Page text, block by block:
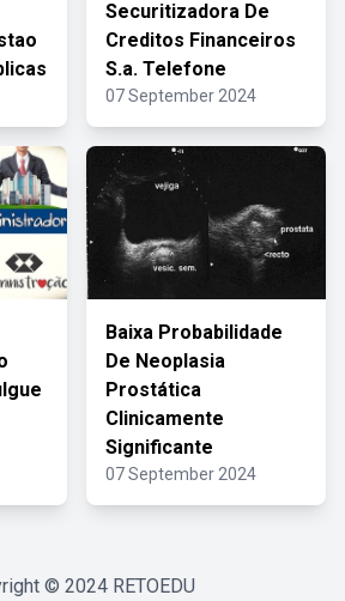
Securitizadora De
Creditos Financeiros
S.a. Telefone
07 September 2024
Baixa Probabilidade
De Neoplasia
Prostática
Clinicamente
Significante
07 September 2024
© 2024 RETOEDU